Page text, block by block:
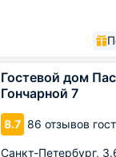
Гостевой дом
Гончарной 7
8.7 86 отзывов
Санкт-Петербург,